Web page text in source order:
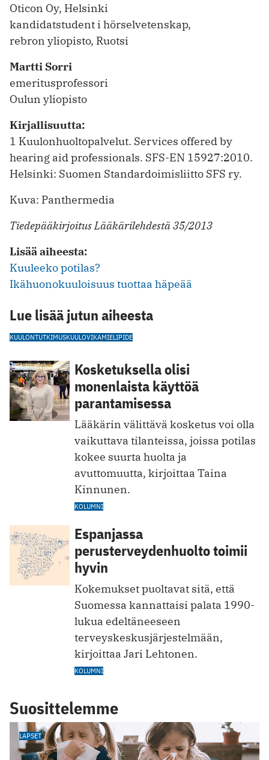
Oticon Oy, Helsinki
kandidatstudent i hörselvetenskap,
rebron yliopisto, Ruotsi
Martti Sorri
emeritusprofessori
Oulun yliopisto
Kirjallisuutta:
1 Kuulonhuoltopalvelut. Services offered by
hearing aid professionals. SFS-EN 15927:2010.
Helsinki: Suomen Standardoimisliitto SFS ry.
Kuva: Panthermedia
Tiedepääkirjoitus Lääkärilehdestä 35/2013
Lisää aiheesta:
Kuuleeko potilas?
Ikähuonokuuloisuus tuottaa häpeää
Lue lisää jutun aiheesta
KUULONTUTKIMUSKUULOVIKAMIELIPIDE
Kosketuksella olisi
monenlaista käyttöä
parantamisessa
Lääkärin välittävä kosketus voi olla
vaikuttava tilanteissa, joissa potilas
kokee suurta huolta ja
avuttomuutta, kirjoittaa Taina
Kinnunen.
KOLUMNI
Espanjassa
perusterveydenhuolto toimii
hyvin
Kokemukset puoltavat sitä, että
Suomessa kannattaisi palata 1990-
lukua edeltäneeseen
terveyskeskusjärjestelmään,
kirjoittaa Jari Lehtonen.
KOLUMNI
Suosittelemme
LAPSET